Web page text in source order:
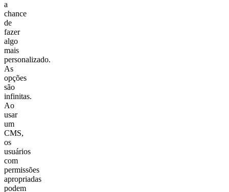
a
chance
de
fazer
algo
mais
personalizado.
As
opções
são
infinitas.
Ao
usar
um
CMS,
os
usuários
com
permissões
apropriadas
podem